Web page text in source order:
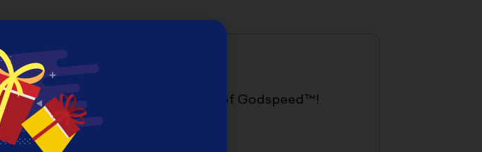
with this stylized vinyl figure of Godspeed™!